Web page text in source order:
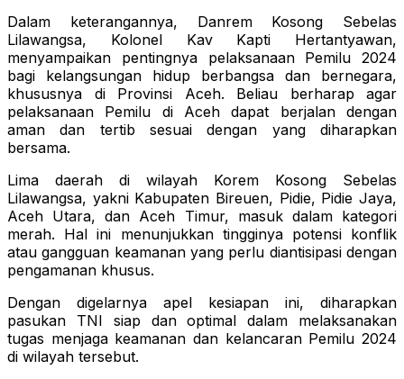
Dalam keterangannya, Danrem Kosong Sebelas
Lilawangsa, Kolonel Kav Kapti Hertantyawan,
menyampaikan pentingnya pelaksanaan Pemilu 2024
bagi kelangsungan hidup berbangsa dan bernegara,
khususnya di Provinsi Aceh. Beliau berharap agar
pelaksanaan Pemilu di Aceh dapat berjalan dengan
aman dan tertib sesuai dengan yang diharapkan
bersama.
Lima daerah di wilayah Korem Kosong Sebelas
Lilawangsa, yakni Kabupaten Bireuen, Pidie, Pidie Jaya,
Aceh Utara, dan Aceh Timur, masuk dalam kategori
merah. Hal ini menunjukkan tingginya potensi konflik
atau gangguan keamanan yang perlu diantisipasi dengan
pengamanan khusus.
Dengan digelarnya apel kesiapan ini, diharapkan
pasukan TNI siap dan optimal dalam melaksanakan
tugas menjaga keamanan dan kelancaran Pemilu 2024
di wilayah tersebut.